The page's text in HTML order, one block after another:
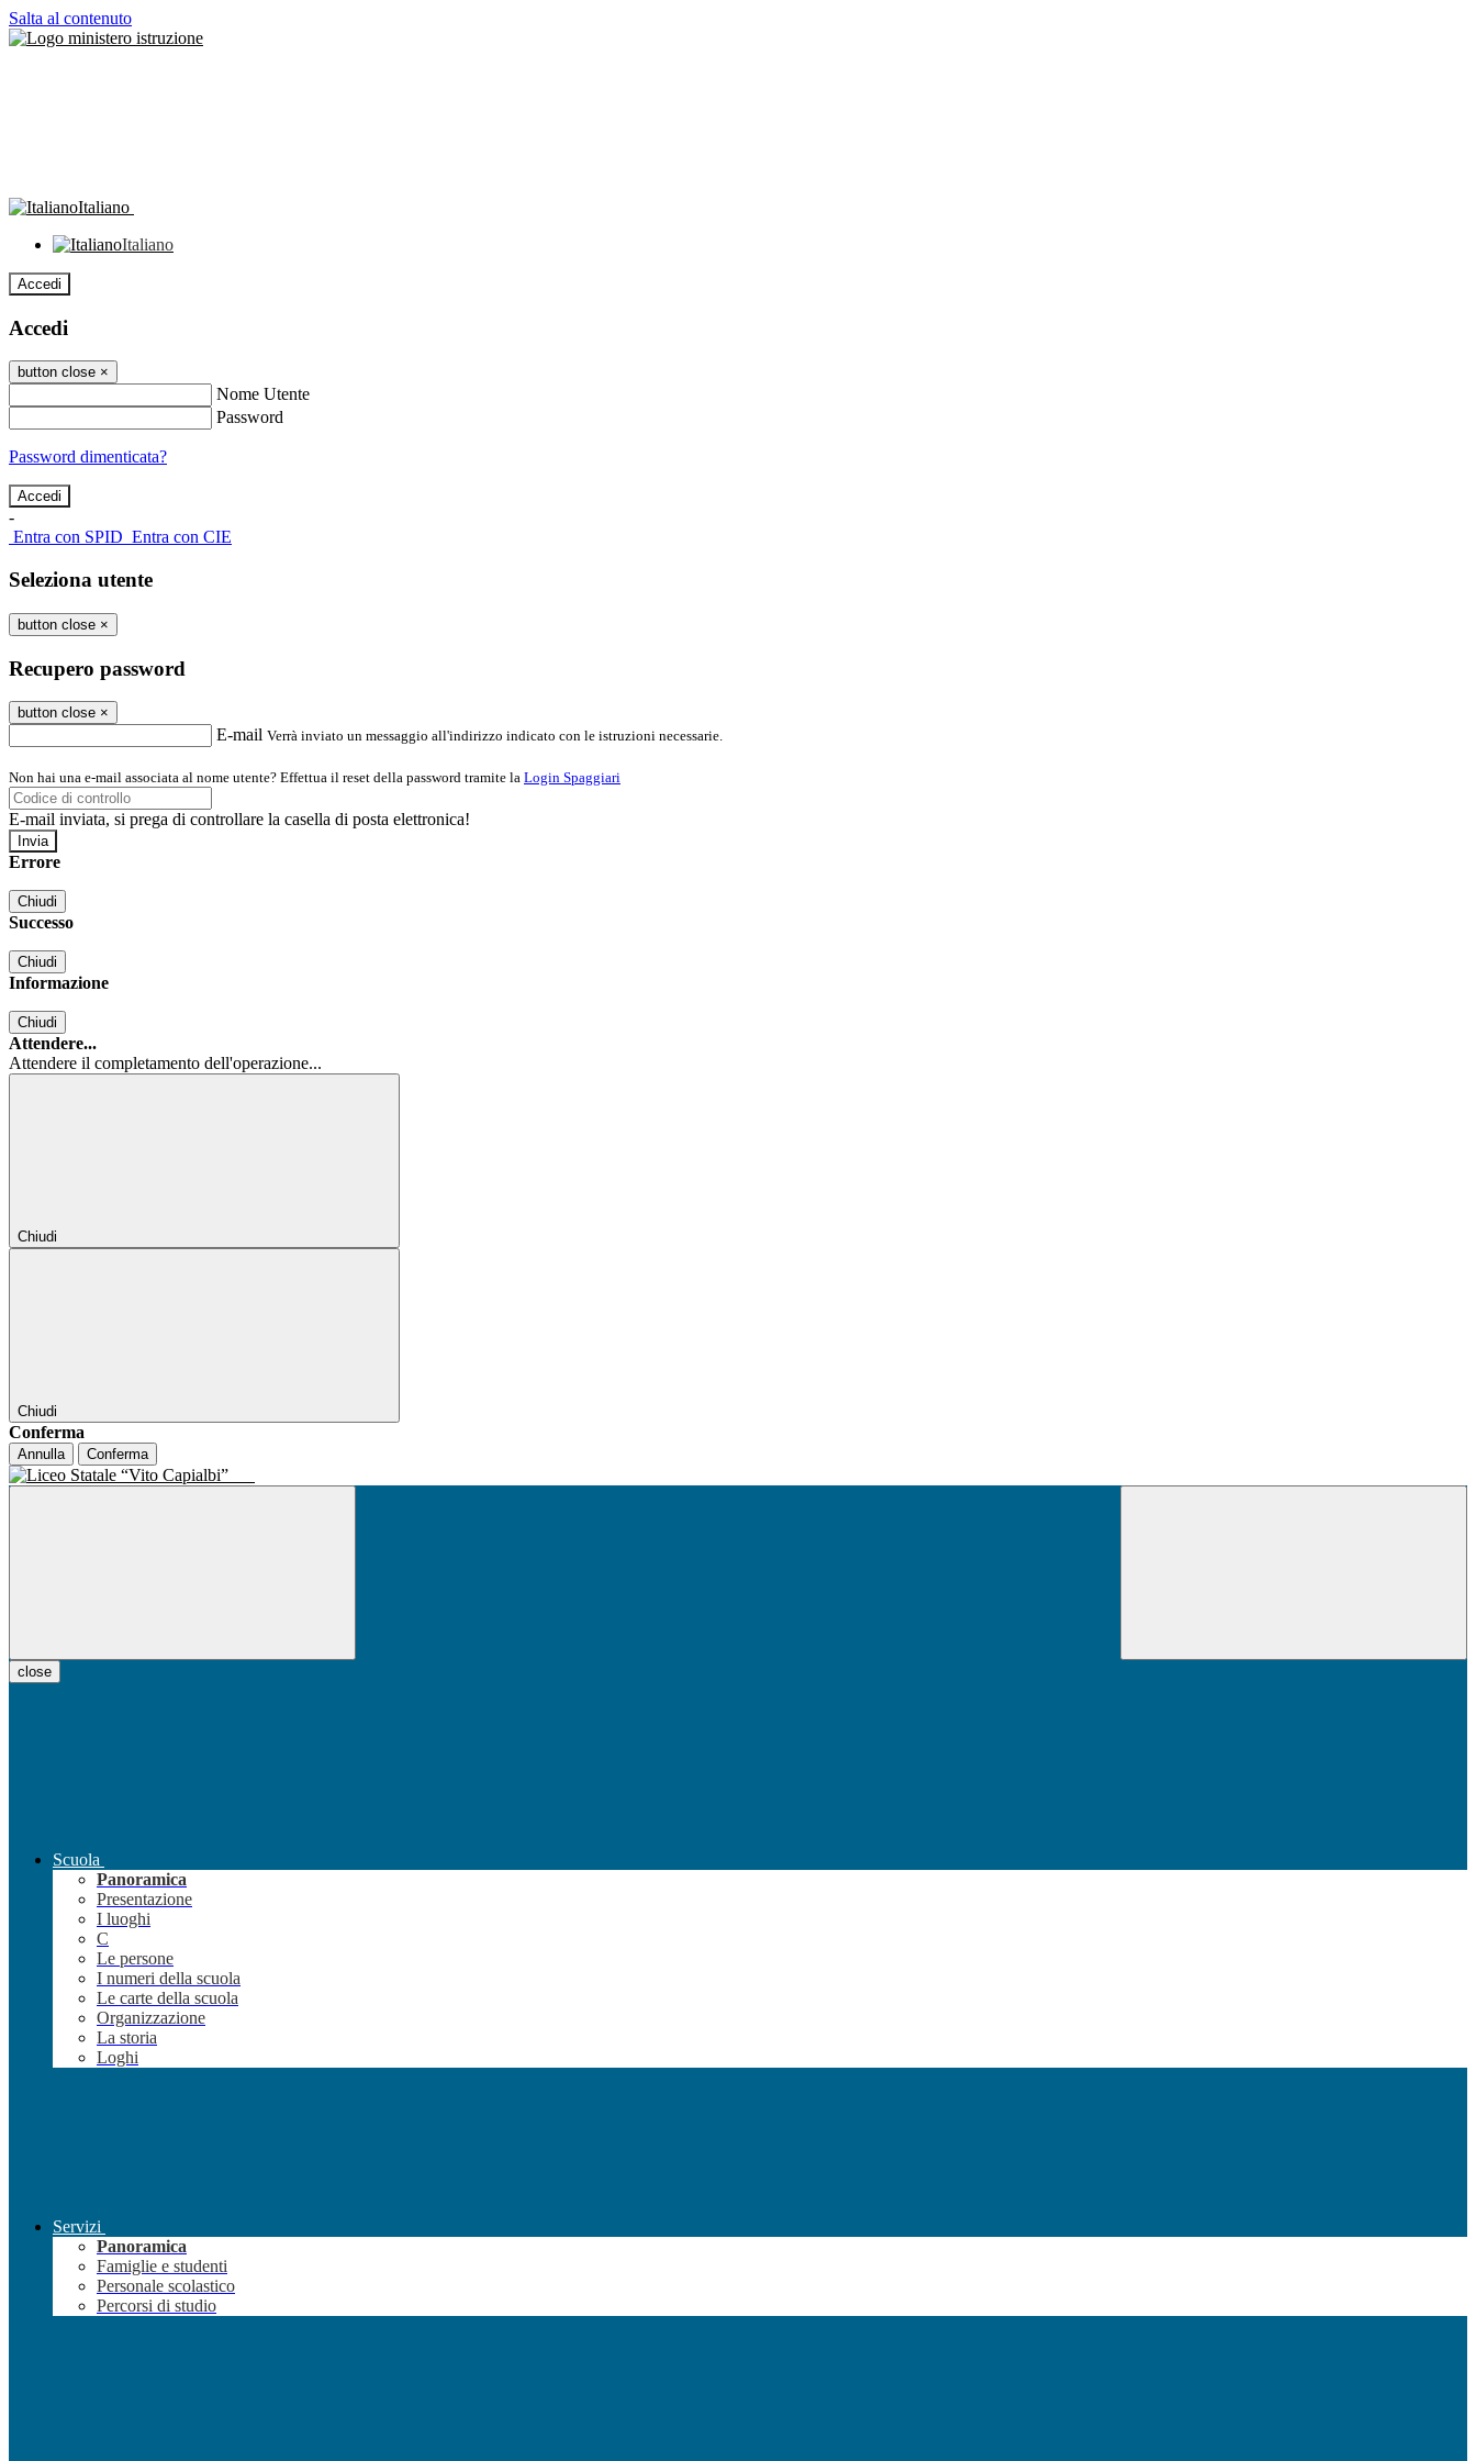
Salta al contenuto
Italiano
Italiano
Accedi
Accedi
button close ×
Nome Utente
Password
Password dimenticata?
-
Entra con SPID Entra con CIE
Seleziona utente
button close ×
Recupero password
button close ×
E-mail Verrà inviato un messaggio all'indirizzo indicato con le istruzioni necessarie.
Non hai una e-mail associata al nome utente? Effettua il reset della password tramite la Login Spaggiari
E-mail inviata, si prega di controllare la casella di posta elettronica!
Errore
Chiudi
Successo
Chiudi
Informazione
Chiudi
Attendere...
Attendere il completamento dell'operazione...
Chiudi
Chiudi
Conferma
Annulla Conferma
close
Scuola
Panoramica
Presentazione
I luoghi
C
Le persone
I numeri della scuola
Le carte della scuola
Organizzazione
La storia
Loghi
Servizi
Panoramica
Famiglie e studenti
Personale scolastico
Percorsi di studio